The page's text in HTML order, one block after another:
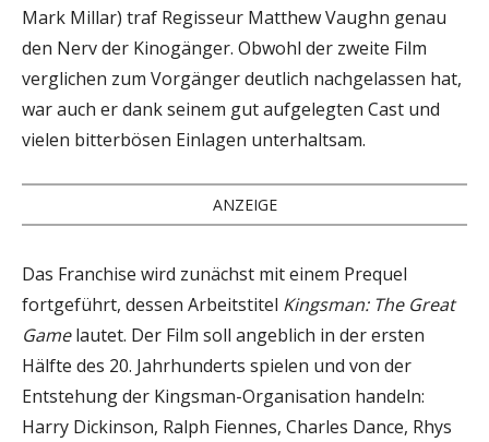
Mark Millar) traf Regisseur Matthew Vaughn genau
den Nerv der Kinogänger. Obwohl der zweite Film
verglichen zum Vorgänger deutlich nachgelassen hat,
war auch er dank seinem gut aufgelegten Cast und
vielen bitterbösen Einlagen unterhaltsam.
ANZEIGE
Das Franchise wird zunächst mit einem Prequel
fortgeführt, dessen Arbeitstitel Kingsman: The Great
Gamelautet. Der Film soll angeblich in der ersten
Hälfte des 20. Jahrhunderts spielen und von der
Entstehung der Kingsman-Organisation handeln:
Harry Dickinson, Ralph Fiennes, Charles Dance, Rhys